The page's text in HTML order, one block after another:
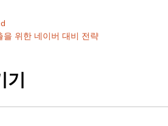
을 위한 네이버 대비 전략
기